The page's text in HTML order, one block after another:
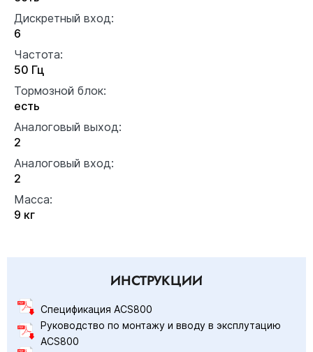
Дискретный вход:
6
Частота:
50 Гц
Тормозной блок:
есть
Аналоговый выход:
2
Аналоговый вход:
2
Масса:
9 кг
ИНСТРУКЦИИ
Спецификация ACS800
Руководство по монтажу и вводу в эксплутацию
ACS800